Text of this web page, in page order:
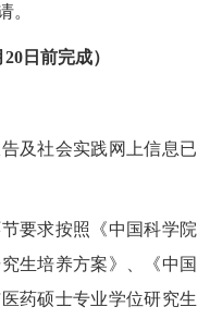
。
20 日前完成）
及社会实践网上信息已
要求按照《中国科学院
生培养方案》、《中国
药硕士专业学位研究生